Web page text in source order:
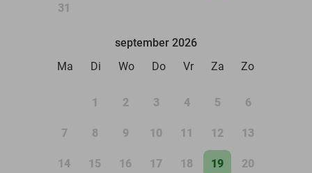
31
september 2026
Ma
Di Wo Do Vr Za Zo
1 2 3 4 5 6
7 8 9 10 11 12 13
14 15 16 17 18 19 20